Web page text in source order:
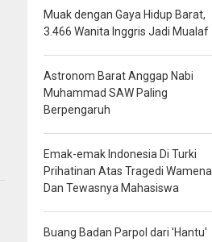
Muak dengan Gaya Hidup Barat,
3.466 Wanita Inggris Jadi Mualaf
Astronom Barat Anggap Nabi
Muhammad SAW Paling
Berpengaruh
Emak-emak Indonesia Di Turki
Prihatinan Atas Tragedi Wamena
Dan Tewasnya Mahasiswa
Buang Badan Parpol dari 'Hantu'